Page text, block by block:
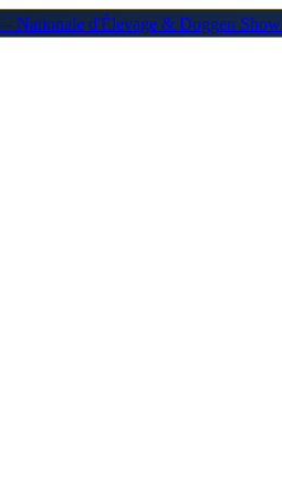
Nationale d'Élevage & Doggen Show